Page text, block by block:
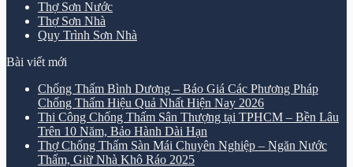
Thợ Sơn Nước
Thợ Sơn Nhà
Quy Trình Sơn Nhà
Bài viết mới
Chống Thấm Bình Dương – Báo Giá Các Phương Pháp
Chống Thấm Hiệu Quả Nhất Hiện Nay 2026
Thi Công Chống Thấm Sân Thượng tại TPHCM – Bền Lâu
Trên 10 Năm, Bảo Hành Dài Hạn
Thợ Chống Thấm Sàn Mái Chuyên Nghiệp – Ngăn Nước
Thấm, Giữ Nhà Khô Ráo 2025